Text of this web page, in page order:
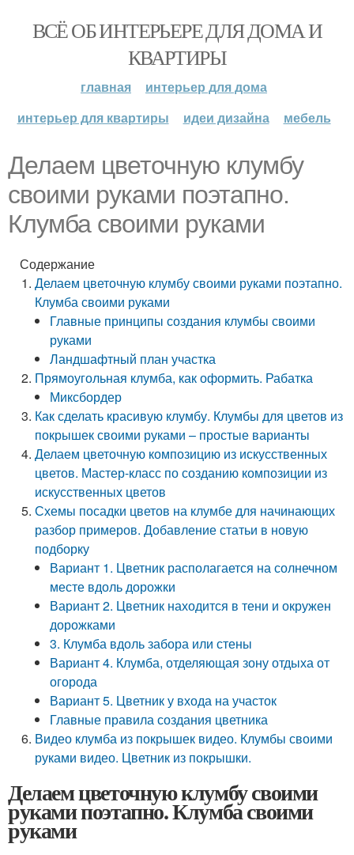
ВСЁ ОБ ИНТЕРЬЕРЕ ДЛЯ ДОМА И
КВАРТИРЫ
главная
интерьер для дома
интерьер для квартиры
идеи дизайна мебель
Делаем цветочную клумбу
своими руками поэтапно.
Клумба своими руками
Содержание
Делаем цветочную клумбу своими руками поэтапно.
Клумба своими руками
Главные принципы создания клумбы своими
руками
Ландшафтный план участка
Прямоугольная клумба, как оформить. Рабатка
Миксбордер
Как сделать красивую клумбу. Клумбы для цветов из
покрышек своими руками – простые варианты
Делаем цветочную композицию из искусственных
цветов. Мастер-класс по созданию композиции из
искусственных цветов
Схемы посадки цветов на клумбе для начинающих
разбор примеров. Добавление статьи в новую
подборку
Вариант 1. Цветник располагается на солнечном
месте вдоль дорожки
Вариант 2. Цветник находится в тени и окружен
дорожками
3. Клумба вдоль забора или стены
Вариант 4. Клумба, отделяющая зону отдыха от
огорода
Вариант 5. Цветник у входа на участок
Главные правила создания цветника
Видео клумба из покрышек видео. Клумбы своими
руками видео. Цветник из покрышки.
Делаем цветочную клумбу своими
руками поэтапно. Клумба своими
руками